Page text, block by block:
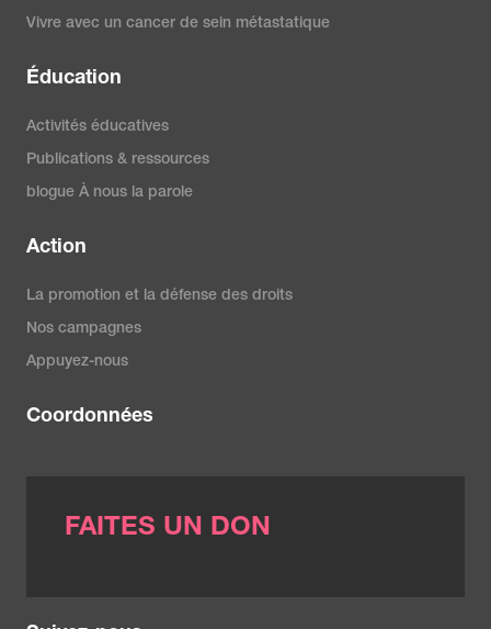
Vivre avec un cancer de sein métastatique
Éducation
Activités éducatives
Publications & ressources
blogue À nous la parole
Action
La promotion et la défense des droits
Nos campagnes
Appuyez-nous
Coordonnées
FAITES UN DON